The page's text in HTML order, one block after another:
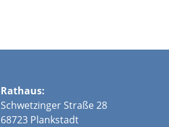
Rathaus:
Schwetzinger Straße 28
68723 Plankstadt